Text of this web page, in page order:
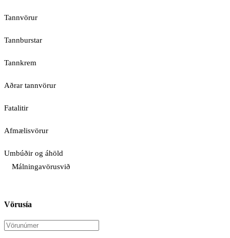
Tannvörur
Tannburstar
Tannkrem
Aðrar tannvörur
Fatalitir
Afmælisvörur
Umbúðir og áhöld
Málningavörusvið
Vörusía